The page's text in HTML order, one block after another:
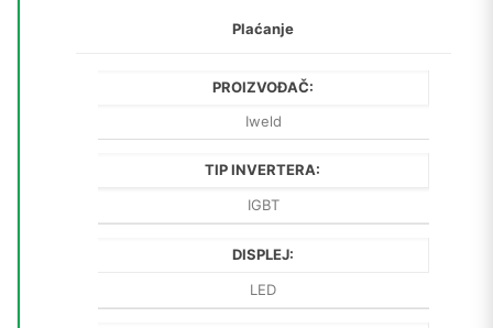
Plaćanje
PROIZVOĐAČ:
Iweld
TIP INVERTERA:
IGBT
DISPLEJ:
LED